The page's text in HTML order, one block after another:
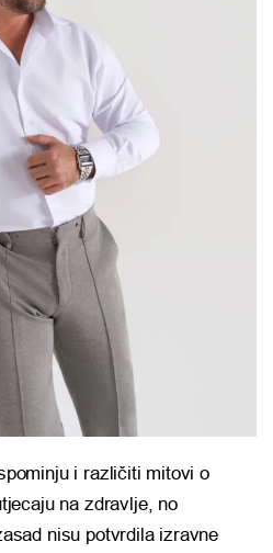
i različiti mitovi o
na zdravlje, no
nisu potvrdila izravne